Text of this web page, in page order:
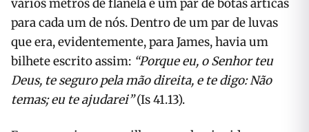
vários metros de flanela e um par de botas árticas
para cada um de nós. Dentro de um par de luvas
que era, evidentemente, para James, havia um
bilhete escrito assim: “Porque eu, o Senhor teu
Deus, te seguro pela mão direita, e te digo: Não
temas; eu te ajudarei”(Is 41.13).